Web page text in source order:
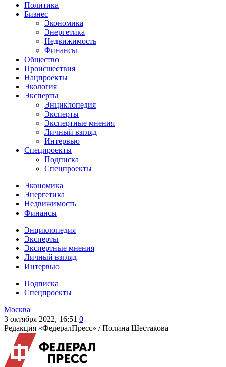
Политика
Бизнес
Экономика
Энергетика
Недвижимость
Финансы
Общество
Происшествия
Нацпроекты
Экология
Эксперты
Энциклопедия
Эксперты
Экспертные мнения
Личный взгляд
Интервью
Спецпроекты
Подписка
Спецпроекты
Экономика
Энергетика
Недвижимость
Финансы
Энциклопедия
Эксперты
Экспертные мнения
Личный взгляд
Интервью
Подписка
Спецпроекты
Москва
3 октября 2022, 16:51 0
Редакция «ФедералПресс» /Полина Шестакова